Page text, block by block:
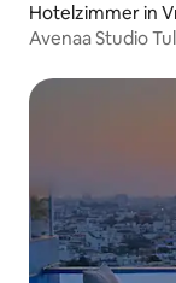
Hotelzimmer in
Avenaa Studio